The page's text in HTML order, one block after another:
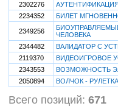
2302276
2234352
БИЛЕТ
2349256
ЧЕЛОВЕКА
2344482
ВАЛИДАТОР С
2119370
ВИДЕОИГРОВОЕ
2343553
ВОЗМОЖНОСТЬ
2050894
ВОЛЧОК -
Всего позиций: 671